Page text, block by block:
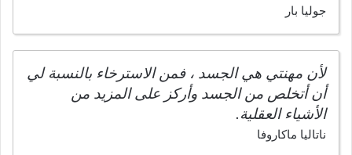
جوليا بار
لأن مهنتي هي الجسد ، فمن الاسترخاء بالنسبة لي
أن أتخلص من الجسد وأركز على المزيد من
الأشياء العقلية.
ناتاليا ماكاروفا